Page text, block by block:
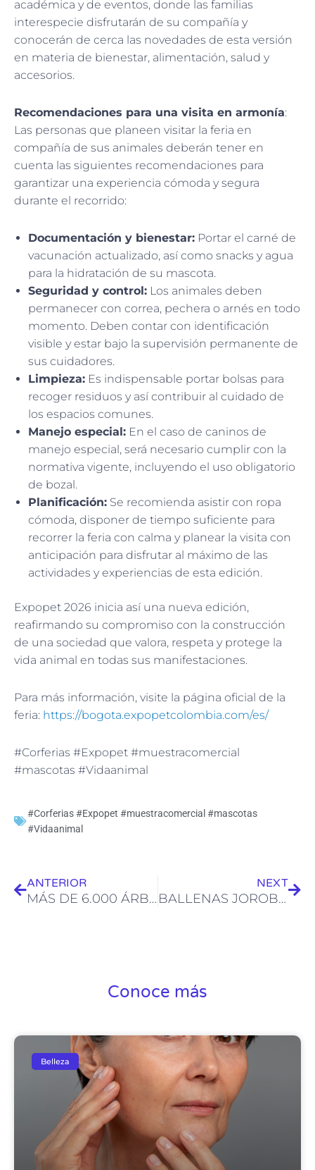
académica y de eventos, donde las familias
interespecie disfrutarán de su compañía y
conocerán de cerca las novedades de esta versión
en materia de bienestar, alimentación, salud y
accesorios.
Recomendaciones para una visita en armonía:
Las personas que planeen visitar la feria en
compañía de sus animales deberán tener en
cuenta las siguientes recomendaciones para
garantizar una experiencia cómoda y segura
durante el recorrido:
Documentación y bienestar: Portar el carné de
vacunación actualizado, así como snacks y agua
para la hidratación de su mascota.
Seguridad y control: Los animales deben
permanecer con correa, pechera o arnés en todo
momento. Deben contar con identificación
visible y estar bajo la supervisión permanente de
sus cuidadores.
Limpieza: Es indispensable portar bolsas para
recoger residuos y así contribuir al cuidado de
los espacios comunes.
Manejo especial: En el caso de caninos de
manejo especial, será necesario cumplir con la
normativa vigente, incluyendo el uso obligatorio
de bozal.
Planificación: Se recomienda asistir con ropa
cómoda, disponer de tiempo suficiente para
recorrer la feria con calma y planear la visita con
anticipación para disfrutar al máximo de las
actividades y experiencias de esta edición.
Expopet 2026 inicia así una nueva edición,
reafirmando su compromiso con la construcción
de una sociedad que valora, respeta y protege la
vida animal en todas sus manifestaciones.
Para más información, visite la página oficial de la
feria: https://bogota.expopetcolombia.com/es/
#Corferias #Expopet #muestracomercial
#mascotas #Vidaanimal
#Corferias #Expopet #muestracomercial #mascotas
#Vidaanimal
ANTERIOR
MÁS DE 6.000 ÁRBOLES SEMBRADOS
NEXT
BALLENAS JOROBADAS
Conoce más
Belleza